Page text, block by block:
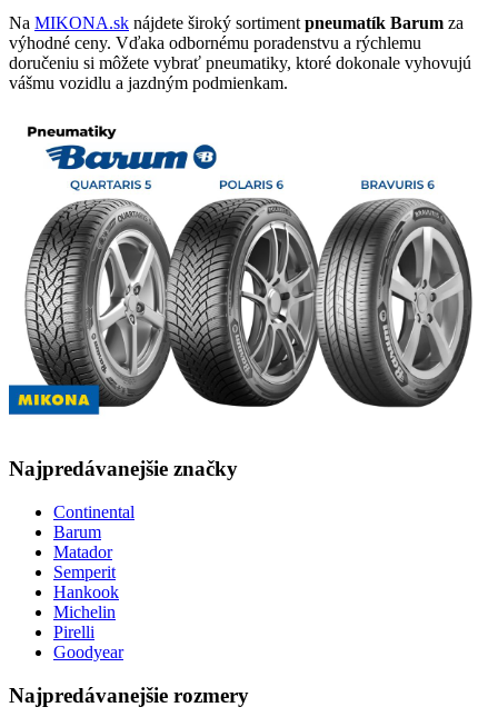
Na MIKONA.sk nájdete široký sortiment pneumatík Barum za
výhodné ceny. Vďaka odbornému poradenstvu a rýchlemu
doručeniu si môžete vybrať pneumatiky, ktoré dokonale vyhovujú
vášmu vozidlu a jazdným podmienkam.
Najpredávanejšie značky
Continental
Barum
Matador
Semperit
Hankook
Michelin
Pirelli
Goodyear
Najpredávanejšie rozmery